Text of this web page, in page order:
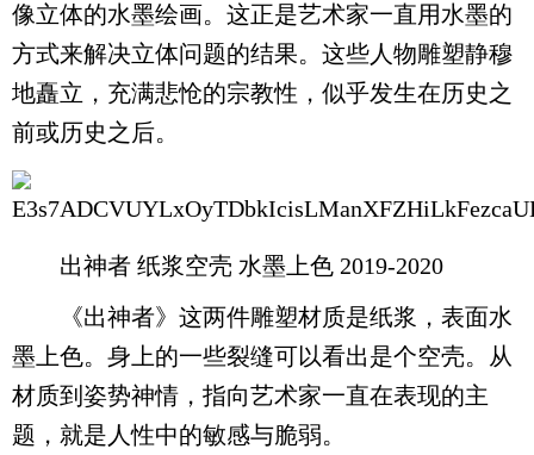
像立体的水墨绘画。这正是艺术家一直用水墨的
方式来解决立体问题的结果。这些人物雕塑静穆
地矗立，充满悲怆的宗教性，似乎发生在历史之
前或历史之后。
出神者 纸浆空壳 水墨上色 2019-2020
《出神者》这两件雕塑材质是纸浆，表面水
墨上色。身上的一些裂缝可以看出是个空壳。从
材质到姿势神情，指向艺术家一直在表现的主
题，就是人性中的敏感与脆弱。